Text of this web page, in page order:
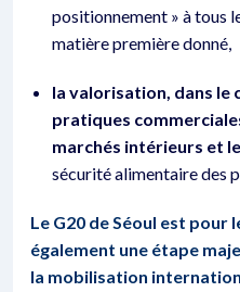
positionnement » à tous
matière première donné,
la valorisation, dans le
pratiques
marchés intérieurs et
sécurité alimentaire des
Le G20 de Séoul est pour
également une étape
la mobilisation